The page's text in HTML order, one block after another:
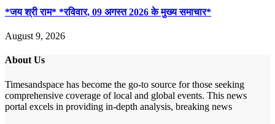
*जय श्री राम* *रविवार, 09 अगस्त 2026 के मुख्य समाचार*
August 9, 2026
About Us
Timesandspace has become the go-to source for those seeking
comprehensive coverage of local and global events. This news
portal excels in providing in-depth analysis, breaking news